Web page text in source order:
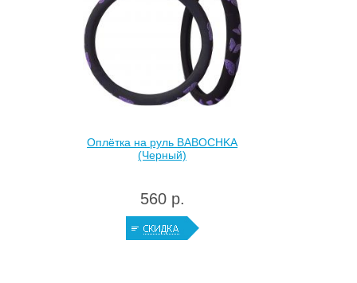
Оплётка на руль BABOCHKA
(Черный)
560 р.